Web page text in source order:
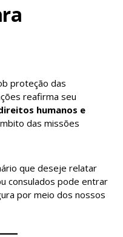
proteção das
reafirma seu
humanos e
das missões
que deseje relatar
consulados pode entrar
por meio dos nossos